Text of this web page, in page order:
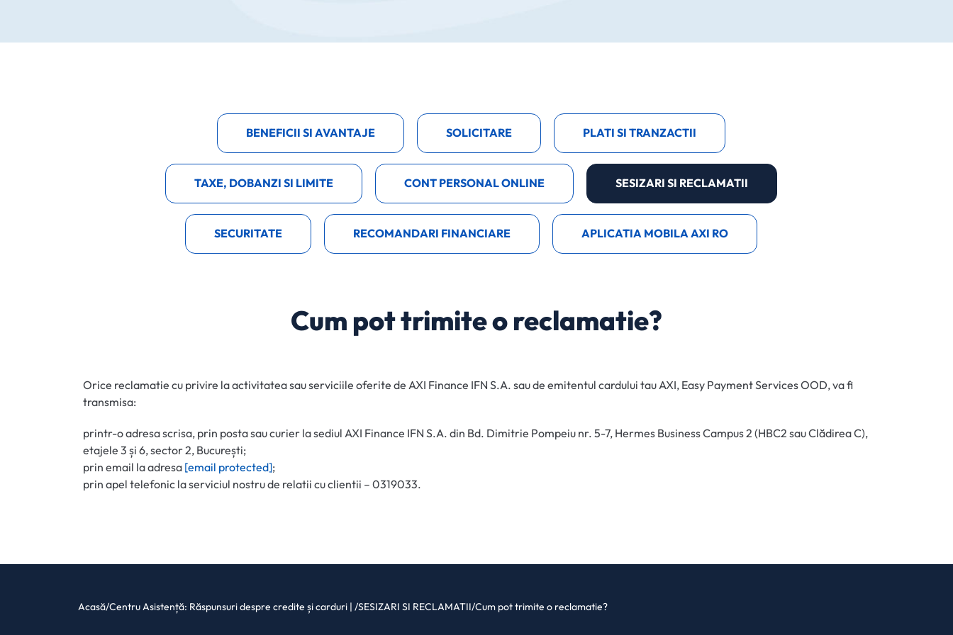
BENEFICII SI AVANTAJE SOLICITARE PLATI SI TRANZACTII
TAXE, DOBANZI SI LIMITE CONT PERSONAL ONLINE SESIZARI SI RECLAMATII
SECURITATE RECOMANDARI FINANCIARE APLICATIA MOBILA AXI RO
Cum pot trimite o reclamatie?
Orice reclamatie cu privire la activitatea sau serviciile oferite de AXI Finance IFN S.A. sau de emitentul cardului tau AXI, Easy Payment Services OOD, va fi
transmisa:
printr-o adresa scrisa, prin posta sau curier la sediul AXI Finance IFN S.A. din Bd. Dimitrie Pompeiu nr. 5-7, Hermes Business Campus 2 (HBC2 sau Clădirea C),
etajele 3 și 6, sector 2, București;
prin email la adresa[email protected];
prin apel telefonic la serviciul nostru de relatii cu clientii – 0319033.
Acasă/Centru Asistență: Răspunsuri despre credite și carduri | /SESIZARI SI RECLAMATII/Cum pot trimite o reclamatie?